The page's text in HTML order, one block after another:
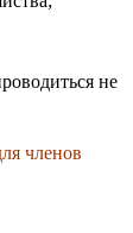
не
членов